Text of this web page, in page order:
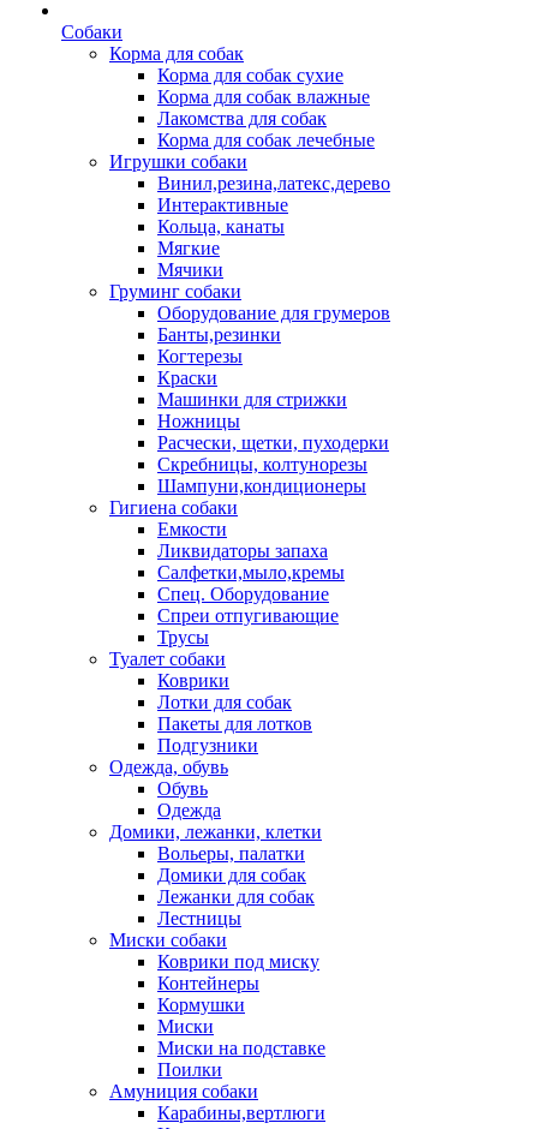
Собаки
Корма для собак
Корма для собак сухие
Корма для собак влажные
Лакомства для собак
Корма для собак лечебные
Игрушки собаки
Винил,резина,латекс,дерево
Интерактивные
Кольца, канаты
Мягкие
Мячики
Груминг собаки
Оборудование для грумеров
Банты,резинки
Когтерезы
Краски
Машинки для стрижки
Ножницы
Расчески, щетки, пуходерки
Скребницы, колтунорезы
Шампуни,кондиционеры
Гигиена собаки
Емкости
Ликвидаторы запаха
Салфетки,мыло,кремы
Спец. Оборудование
Спреи отпугивающие
Трусы
Туалет собаки
Коврики
Лотки для собак
Пакеты для лотков
Подгузники
Одежда, обувь
Обувь
Одежда
Домики, лежанки, клетки
Вольеры, палатки
Домики для собак
Лежанки для собак
Лестницы
Миски собаки
Коврики под миску
Контейнеры
Кормушки
Миски
Миски на подставке
Поилки
Амуниция собаки
Карабины,вертлюги